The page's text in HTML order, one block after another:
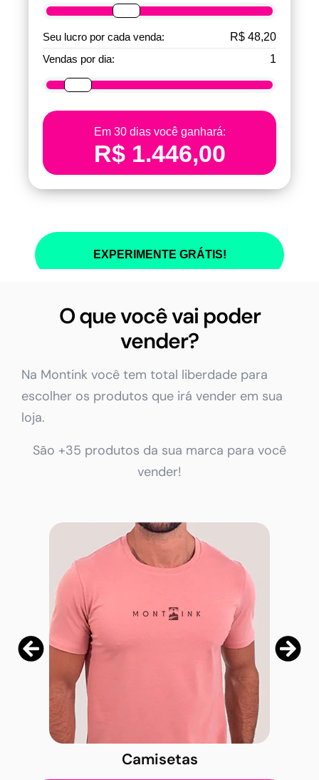
O que você vai poder
vender?
Na Montink você tem total liberdade para
escolher os produtos que irá vender em sua
loja.
São +35 produtos da sua marca para você
vender!
Camisetas